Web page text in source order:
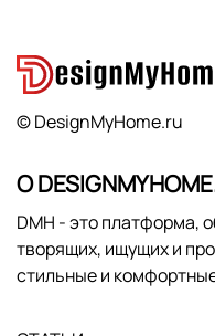
© DesignMyHome.ru
О
DMH - это платформа,
творящих, ищущих и
стильные и